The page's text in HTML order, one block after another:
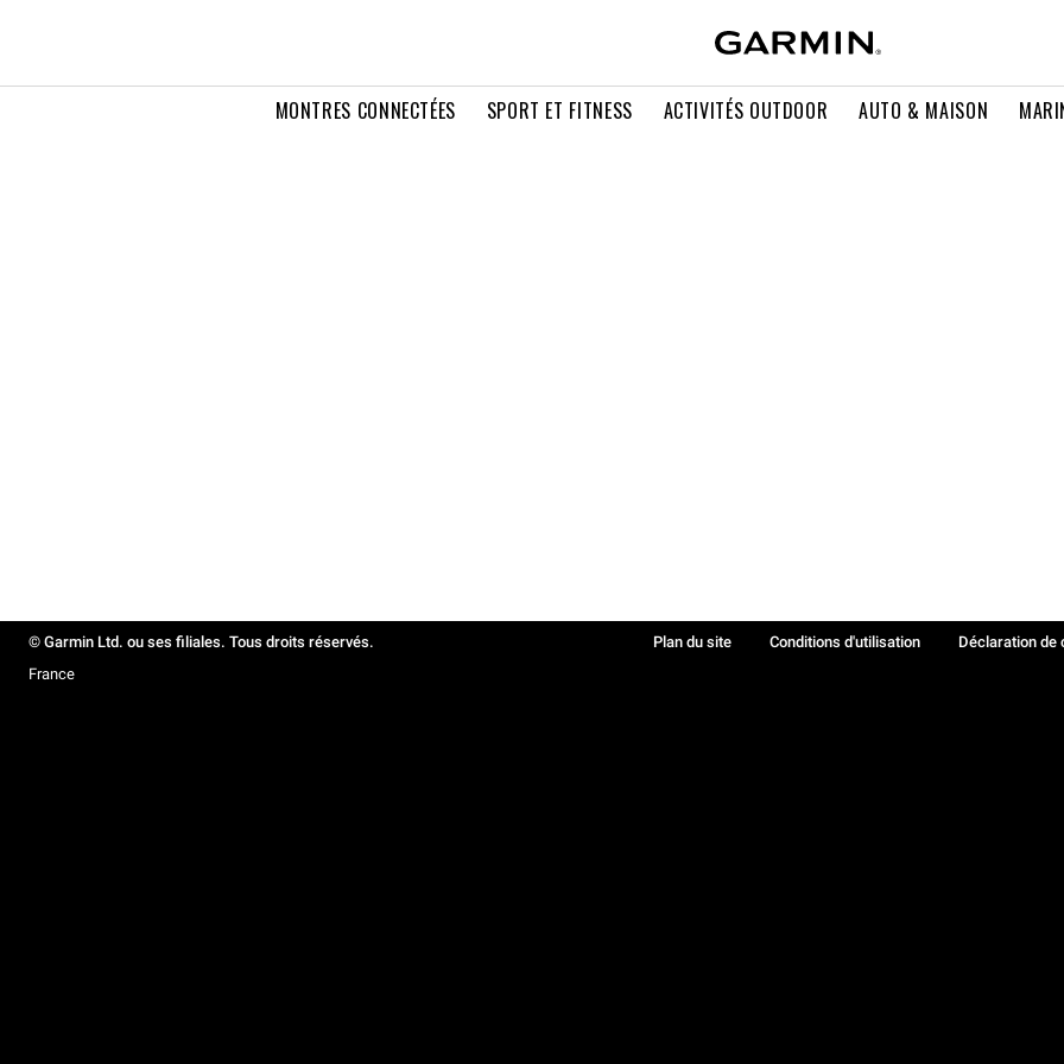
MONTRES CONNECTÉES SPORT ET FITNESS ACTIVITÉS OUTDOOR AUTO & MAISON
© Garmin Ltd. ou ses filiales. Tous droits réservés. Plan du site Conditions d'utilisation Déclaration de
France